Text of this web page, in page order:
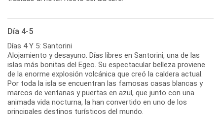
Día 4-5
Días 4 Y 5: Santorini
Alojamiento y desayuno. Días libres en Santorini, una de las
islas más bonitas del Egeo. Su espectacular belleza proviene
de la enorme explosión volcánica que creó la caldera actual.
Por toda la isla se encuentran las famosas casas blancas y
marcos de ventanas y puertas en azul, que junto con una
animada vida nocturna, la han convertido en uno de los
principales destinos turísticos del mundo.